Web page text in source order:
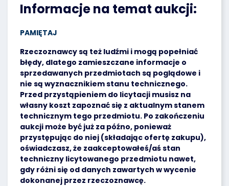
Informacje na temat aukcji:
PAMIĘTAJ
Rzeczoznawcy są też ludźmi i mogą popełniać
błędy, dlatego zamieszczane informacje o
sprzedawanych przedmiotach są poglądowe i
nie są wyznacznikiem stanu technicznego.
Przed przystąpieniem do licytacji musisz na
własny koszt zapoznać się z aktualnym stanem
technicznym tego przedmiotu. Po zakończeniu
aukcji może być już za późno, ponieważ
przystępując do niej (składając ofertę zakupu),
oświadczasz, że zaakceptowałeś/aś stan
techniczny licytowanego przedmiotu nawet,
gdy różni się od danych zawartych w wycenie
dokonanej przez rzeczoznawcę.